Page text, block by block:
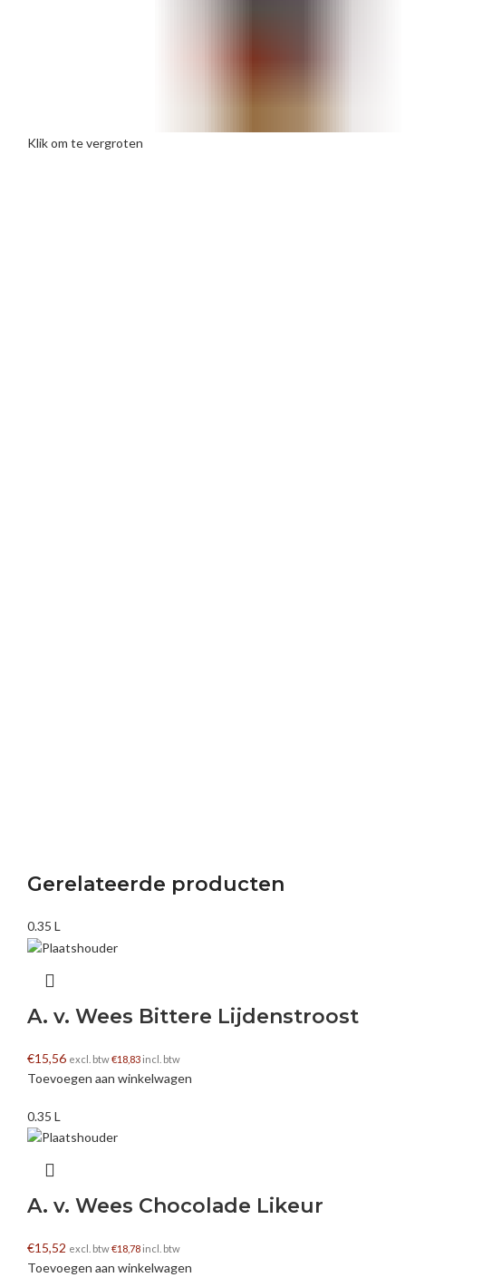
Klik om te vergroten
Gerelateerde producten
0.35 L
A. v. Wees Bittere Lijdenstroost
€15,56 excl. btw€18,83 incl. btw
Toevoegen aan winkelwagen
0.35 L
A. v. Wees Chocolade Likeur
€15,52 excl. btw€18,78 incl. btw
Toevoegen aan winkelwagen